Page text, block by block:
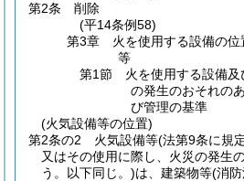
第2条
削除
(平14条例58)
第3章
火を使用する設備の
等
第1節
火を使用する設備
の発生のおそれの
び管理の基準
(火気設備等の位置)
第2条の2
火気設備等(法第9条に規
又はその使用に際し、火災の発生
う。以下同じ。)は、建築物等(消